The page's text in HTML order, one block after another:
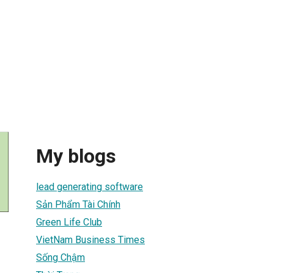
My blogs
lead generating software
Sản Phẩm Tài Chính
Green Life Club
VietNam Business Times
Sống Chậm